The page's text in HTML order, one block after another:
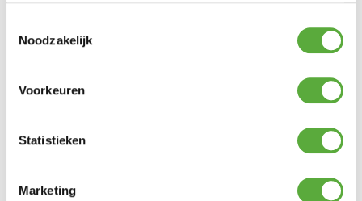
Noodzakelijk
Voorkeuren
Statistieken
Marketing
PRODUCTEN